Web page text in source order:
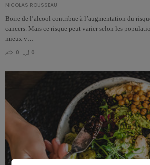
NICOLAS ROUSSEAU
Boire de l’alcool contribue à l’augmentation du
cancers. Mais ce risque peut varier selon les
mieux v…
0
0